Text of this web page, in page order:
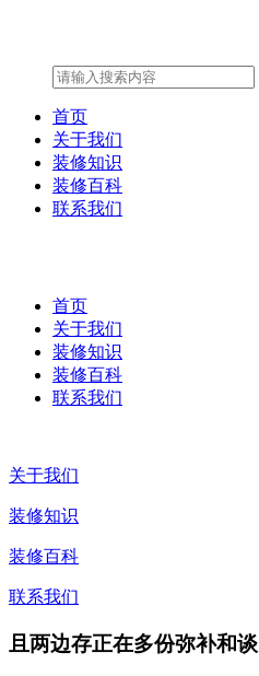
首页
关于我们
装修知识
装修百科
联系我们
首页
关于我们
装修知识
装修百科
联系我们
关于我们
装修知识
装修百科
联系我们
且两边存正在多份弥补和谈